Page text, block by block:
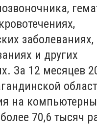
заболеваниях,
и других
За 12 месяцев
на
70,6 тысяч